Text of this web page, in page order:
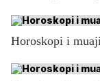
Horoskopi i